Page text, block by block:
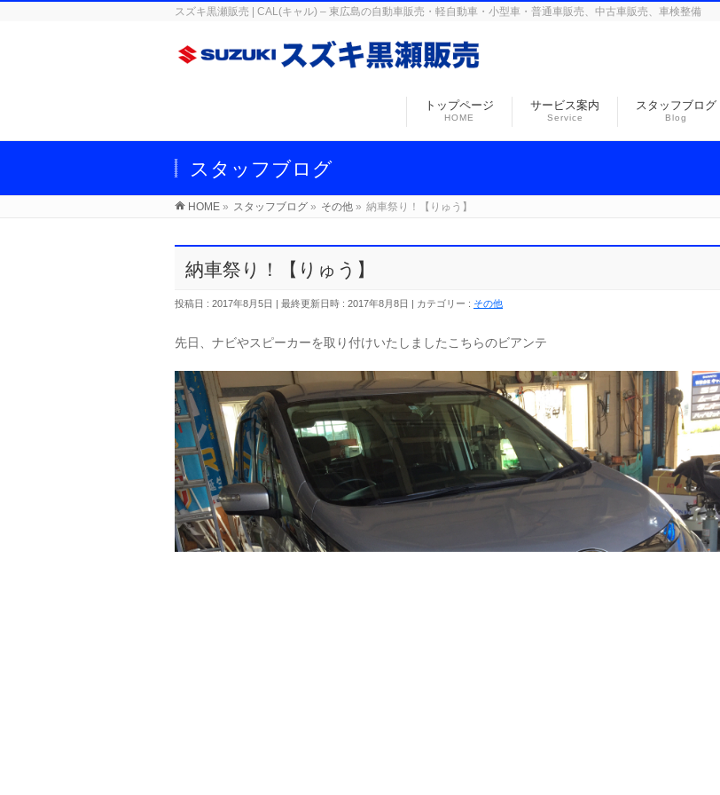
スズキ黒瀬販売 | CAL(キャル) – 東広島の自動車販売・軽自動車・小型車・普通車販売、中古車販売、車検整備
トップページ
HOME
サービス案内
Service
スタッフブログ
Blog
スタッフブログ
HOME » スタッフブログ » その他 » 納車祭り！【りゅう】
納車祭り！【りゅう】
投稿日 : 2017年8月5日 最終更新日時 : 2017年8月8日 カテゴリー : その他
先日、ナビやスピーカーを取り付けいたしましたこちらのビアンテ